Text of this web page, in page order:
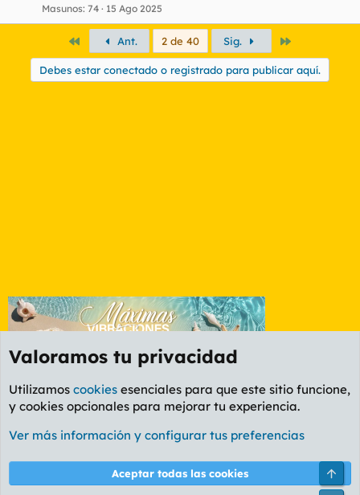
Masunos 74 15 Ago 2025
PrimeroAnt. 2 de 40 Sig.
Debes estar conectado o registrado para publicar aquí.
OCIO
Cookies
PL OLDSTYLE AMARILLO
Términos y reglas Política de privacidad Ayuda
Valoramos tu privacidad
Utilizamos cookies esenciales para que este sitio funcione,
y cookies opcionales para mejorar tu experiencia.
Ver más información y configurar tus preferencias
Aceptar todas las cookies